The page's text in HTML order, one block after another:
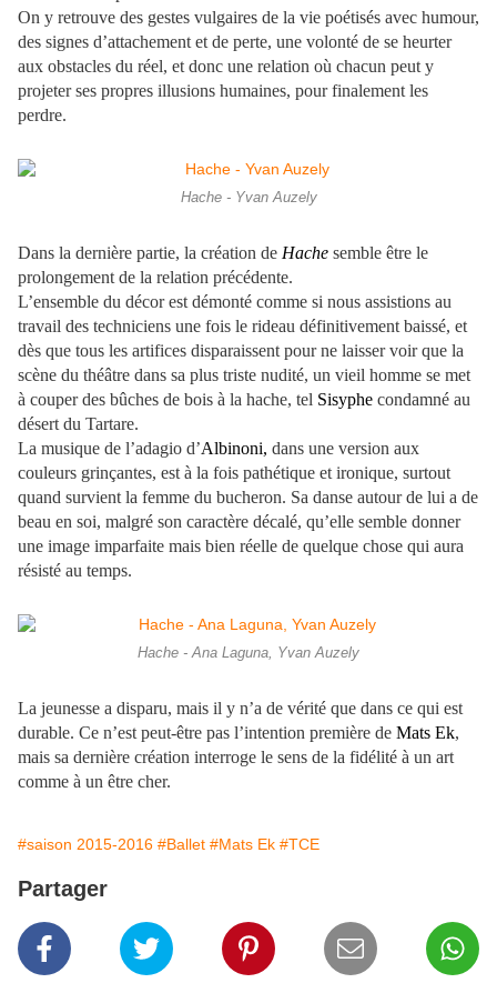
On y retrouve des gestes vulgaires de la vie poétisés avec humour,
des signes d’attachement et de perte, une volonté de se heurter
aux obstacles du réel, et donc une relation où chacun peut y
projeter ses propres illusions humaines, pour finalement les
perdre.
Hache - Yvan Auzely
Dans la dernière partie, la création de Hache semble être le
prolongement de la relation précédente.
L’ensemble du décor est démonté comme si nous assistions au
travail des techniciens une fois le rideau définitivement baissé, et
dès que tous les artifices disparaissent pour ne laisser voir que la
scène du théâtre dans sa plus triste nudité, un vieil homme se met
à couper des bûches de bois à la hache, tel Sisyphe condamné au
désert du Tartare.
La musique de l’adagio d’Albinoni, dans une version aux
couleurs grinçantes, est à la fois pathétique et ironique, surtout
quand survient la femme du bucheron. Sa danse autour de lui a de
beau en soi, malgré son caractère décalé, qu’elle semble donner
une image imparfaite mais bien réelle de quelque chose qui aura
résisté au temps.
Hache - Ana Laguna, Yvan Auzely
La jeunesse a disparu, mais il y n’a de vérité que dans ce qui est
durable. Ce n’est peut-être pas l’intention première de Mats Ek,
mais sa dernière création interroge le sens de la fidélité à un art
comme à un être cher.
#saison 2015-2016 #Ballet #Mats Ek #TCE
Partager